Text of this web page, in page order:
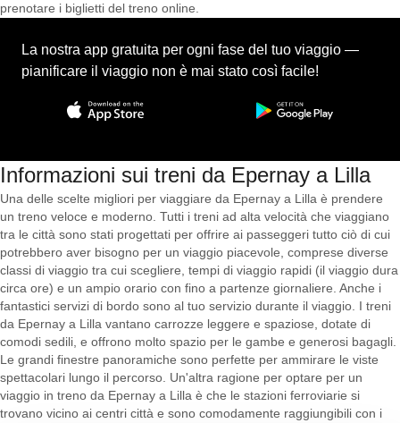
prenotare i biglietti del treno online.
La nostra app gratuita per ogni fase del tuo viaggio —
pianificare il viaggio non è mai stato così facile!
Informazioni sui treni da Epernay a Lilla
Una delle scelte migliori per viaggiare da Epernay a Lilla è prendere
un treno veloce e moderno. Tutti i treni ad alta velocità che viaggiano
tra le città sono stati progettati per offrire ai passeggeri tutto ciò di cui
potrebbero aver bisogno per un viaggio piacevole, comprese diverse
classi di viaggio tra cui scegliere, tempi di viaggio rapidi (il viaggio dura
circa ore) e un ampio orario con fino a partenze giornaliere. Anche i
fantastici servizi di bordo sono al tuo servizio durante il viaggio. I treni
da Epernay a Lilla vantano carrozze leggere e spaziose, dotate di
comodi sedili, e offrono molto spazio per le gambe e generosi bagagli.
Le grandi finestre panoramiche sono perfette per ammirare le viste
spettacolari lungo il percorso. Un'altra ragione per optare per un
viaggio in treno da Epernay a Lilla è che le stazioni ferroviarie si
trovano vicino ai centri città e sono comodamente raggiungibili con i